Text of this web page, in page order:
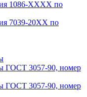
1086-ХХХХ по
7039-20ХХ по
ГОСТ 3057-90, номер
ГОСТ 3057-90, номер